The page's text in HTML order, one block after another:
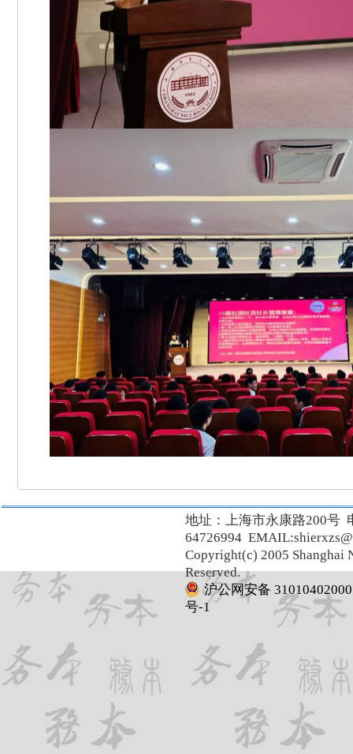
地址：上海市永康路200号
64726994
Copyright(c) 2005 Shanghai
Reserved.
沪公网安备
号-1